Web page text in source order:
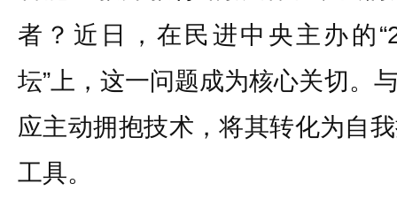
者？近日，在民进中央主办的
坛”上，这一问题成为核心关切。
应主动拥抱技术，将其转化为自
工具。